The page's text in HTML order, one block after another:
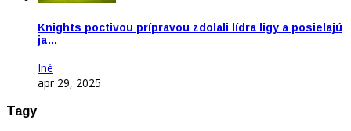
Knights poctivou prípravou zdolali lídra ligy a posielajú
ja…
Iné
apr 29, 2025
Tagy